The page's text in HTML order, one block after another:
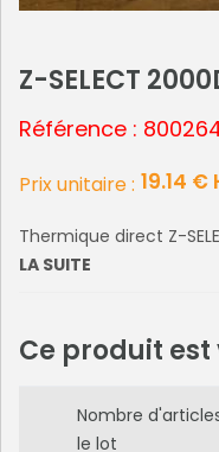
Z-SELECT
Référence :
Prix unitaire : 19.14 €
Thermique direct Z-
LA SUITE
Ce produit
Nombre
le lot